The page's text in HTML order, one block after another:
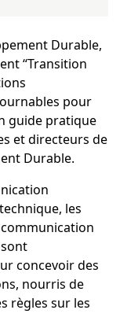
Durable,
“Transition
pour
guide pratique
et directeurs de
Durable.
les
concevoir des
nourris de
règles sur les